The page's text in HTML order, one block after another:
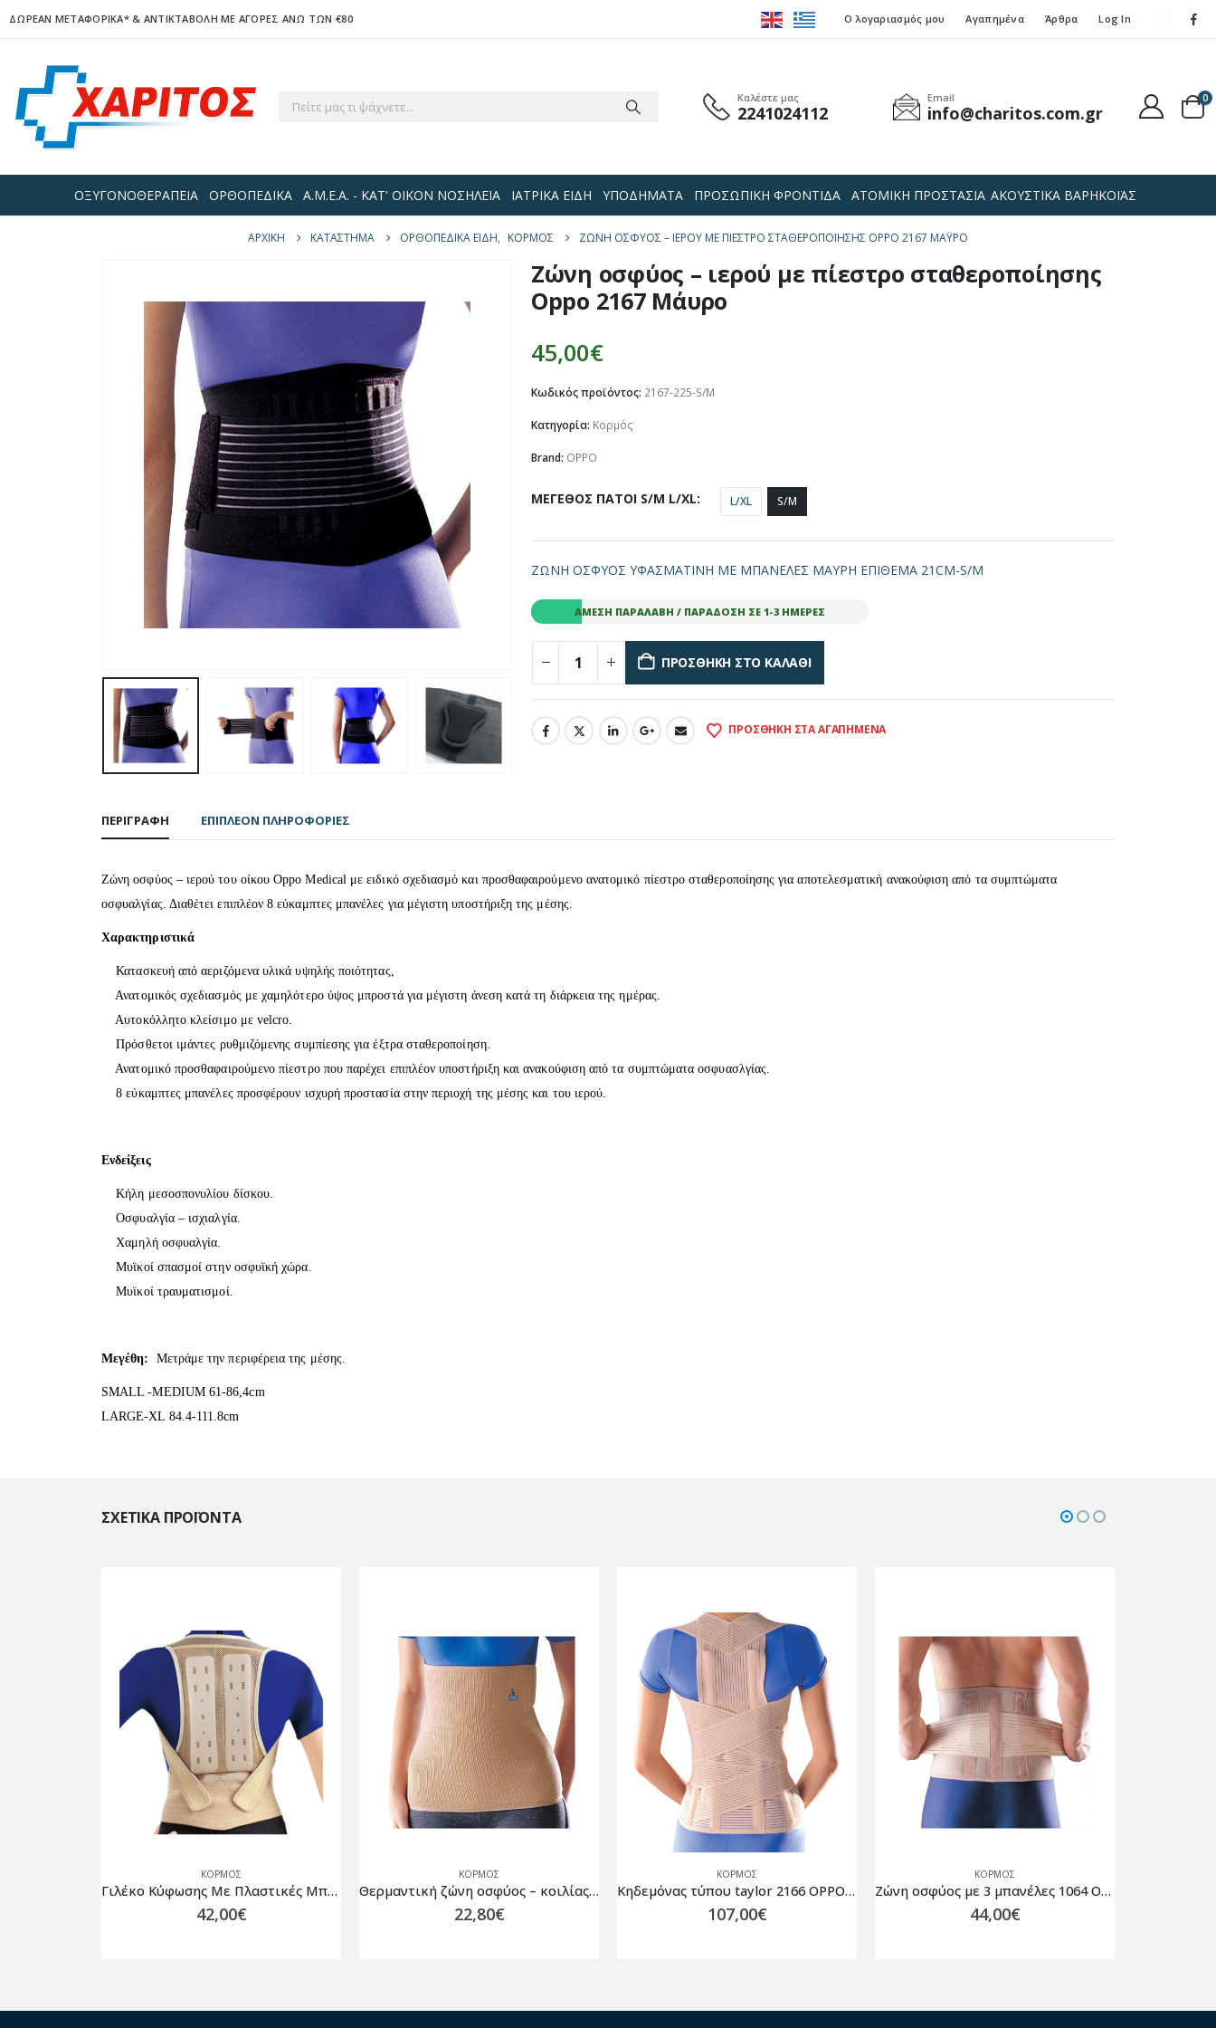
ΔΩΡΕΑΝ ΜΕΤΑΦΟΡΙΚΑ*& ΑΝΤΙΚΤΑΒΟΛΗ ΜΕ ΑΓΟΡΕΣ ΑΝΩ ΤΩΝ €80 Ο λογαριασμός μου Αγαπημένα Άρθρα Log In
Καλέστε μας
2241024112
Email
info@charitos.com.gr
0
ΟΞΥΓΟΝΟΘΕΡΑΠΕΙΑ ΟΡΘΟΠΕΔΙΚΑ Α.Μ.Ε.Α. - ΚΑΤ' ΟΙΚΟΝ ΝΟΣΗΛΕΙΑ ΙΑΤΡΙΚΑ ΕΙΔΗ ΥΠΟΔΗΜΑΤΑ ΠΡΟΣΩΠΙΚΗ ΦΡΟΝΤΙΔΑ ΑΤΟΜΙΚΗ ΠΡΟΣΤΑΣΙΑ ΑΚΟΥΣΤΙΚΑ ΒΑΡΗΚΟΪΑΣ
ΑΡΧΙΚΉ ΚΑΤΆΣΤΗΜΑ ΟΡΘΟΠΕΔΙΚΑ ΕΙΔΗ, ΚΟΡΜΌΣ ΖΏΝΗ ΟΣΦΎΟΣ – ΙΕΡΟΎ ΜΕ ΠΊΕΣΤΡΟ ΣΤΑΘΕΡΟΠΟΊΗΣΗΣ OPPO 2167 ΜΆΥΡΟ
Ζώνη οσφύος – ιερού με πίεστρο σταθεροποίησης
Oppo 2167 Μάυρο
45,00€
Κωδικός προϊόντος: 2167-225-S/M
Κατηγορία: Κορμός
Brand: OPPO
ΜΕΓΕΘΟΣ ΠΑΤΟΙ S/M L/XL L/XL S/M
ΖΩΝΗ ΟΣΦΥΟΣ ΥΦΑΣΜΑΤΙΝΗ ΜΕ ΜΠΑΝΕΛΕΣ ΜΑΥΡΗ ΕΠΙΘΕΜΑ 21CM-S/M
ΆΜΕΣΗ ΠΑΡΑΛΑΒΉ / ΠΑΡΆΔΟΣΗ ΣΕ 1-3 ΗΜΈΡΕΣ
ΠΡΟΣΘΉΚΗ ΣΤΟ ΚΑΛΆΘΙ
ΠΡΟΣΘΉΚΗ ΣΤΑ ΑΓΑΠΗΜΈΝΑ
ΠΕΡΙΓΡΑΦΉ ΕΠΙΠΛΈΟΝ ΠΛΗΡΟΦΟΡΊΕΣ
Ζώνη οσφύος – ιερού του οίκου Oppo Medical με ειδικό σχεδιασμό και προσθαφαιρούμενο ανατομικό πίεστρο σταθεροποίησης για αποτελεσματική ανακούφιση από τα συμπτώματα
οσφυαλγίας. Διαθέτει επιπλέον 8 εύκαμπτες μπανέλες για μέγιστη υποστήριξη της μέσης.
Χαρακτηριστικά
Κατασκευή από αεριζόμενα υλικά υψηλής ποιότητας,
Ανατομικός σχεδιασμός με χαμηλότερο ύψος μπροστά για μέγιστη άνεση κατά τη διάρκεια της ημέρας.
Αυτοκόλλητο κλείσιμο με velcro.
Πρόσθετοι ιμάντες ρυθμιζόμενης συμπίεσης για έξτρα σταθεροποίηση.
Ανατομικό προσθαφαιρούμενο πίεστρο που παρέχει επιπλέον υποστήριξη και ανακούφιση από τα συμπτώματα οσφυασλγίας.
8 εύκαμπτες μπανέλες προσφέρουν ισχυρή προστασία στην περιοχή της μέσης και του ιερού.
Ενδείξεις
Κήλη μεσοσπονυλίου δίσκου.
Οσφυαλγία – ισχιαλγία.
Χαμηλή οσφυαλγία.
Μυϊκοί σπασμοί στην οσφυϊκή χώρα.
Μυϊκοί τραυματισμοί.
Μεγέθη: Μετράμε την περιφέρεια της μέσης.
SMALL -MEDIUM 61-86,4cm
LARGE-ΧL 84.4-111.8cm
ΣΧΕΤΙΚΆ ΠΡΟΪΌΝΤΑ
ΚΟΡΜΌΣ
Γιλέκο Κύφωσης Με Πλαστικές Μπανέλες OH-102
42,00€
ΚΟΡΜΌΣ
Θερμαντική ζώνη οσφύος – κοιλίας Ζιμπό Oppo 2162 Μπεζ
22,80€
ΚΟΡΜΌΣ
Κηδεμόνας τύπου taylor 2166 OPPO ΜΠΕΖ
107,00€
ΚΟΡΜΌΣ
Ζώνη οσφύος με 3 μπανέλες 1064 OPPO Μπεζ
44,00€